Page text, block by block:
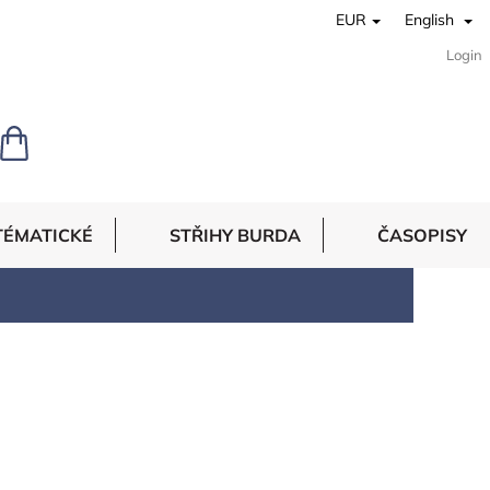
EUR English
Login
SHOPPING
CART
STŘIHY BURDA ČASOPISY